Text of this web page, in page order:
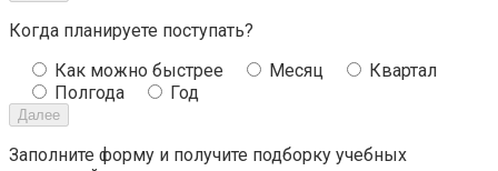
Когда планируете поступать?
Как можно быстрее
Месяц
Квартал
Полгода
Год
Далее
Заполните форму и получите подборку учебных